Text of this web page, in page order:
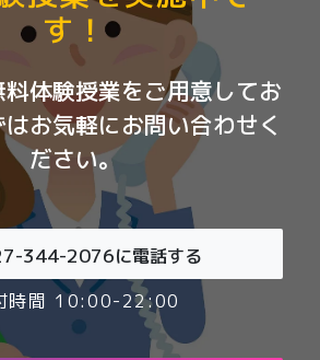
す！
体験授業をご用意してお
お気軽にお問い合わせく
ださい。
344-2076に電話する
時間 10:00-22:00